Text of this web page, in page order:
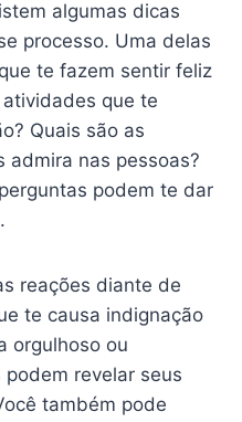
algumas dicas
processo. Uma delas
te fazem sentir feliz
que te
Quais são as
admira nas pessoas?
podem te dar
reações diante de
te causa indignação
orgulhoso ou
revelar seus
também pode